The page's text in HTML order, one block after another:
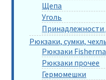
Щепа
Уголь
Принадлежности
Рюкзаки, сумки,
Рюкзаки
Рюкзаки прочее
Гермомешки